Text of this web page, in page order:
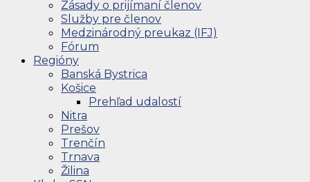
Zásady o prijímaní členov
Služby pre členov
Medzinárodný preukaz (IFJ)
Fórum
Regióny
Banská Bystrica
Košice
Prehľad udalostí
Nitra
Prešov
Trenčín
Trnava
Žilina